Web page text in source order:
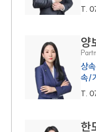
T.
양
상
속/
T.
한